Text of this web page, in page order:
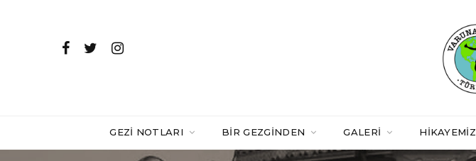
GEZI NOTLARI BIR GEZGINDEN GALERI HIKAYEMIZ